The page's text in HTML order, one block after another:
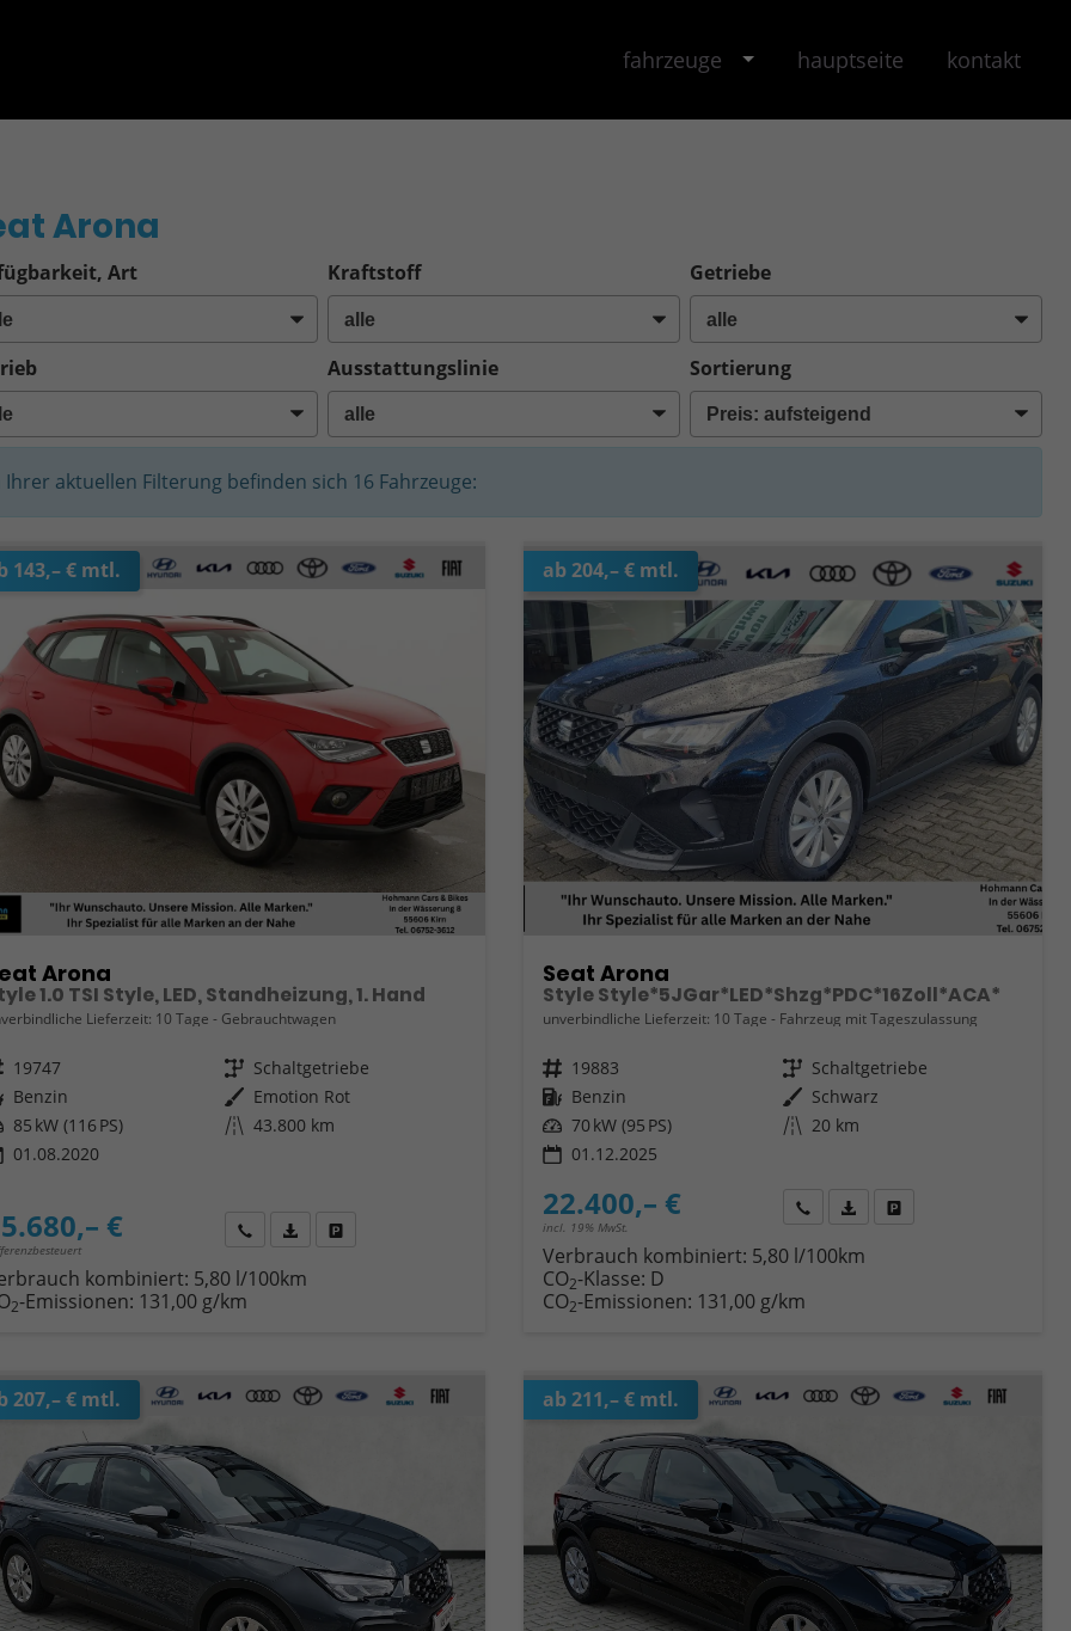
fahrzeuge hauptseite kontakt
Arona
Art Kraftstoff Getriebe
Ausstattungslinie Sortierung
Ihrer aktuellen Filterung befinden sich 16 Fahrzeuge:
143,– € mtl.
Arona
1.0 TSI Style, LED, Standheizung, 1. Hand
Lieferzeit: 10 Tage Gebrauchtwagen
19747 Getriebe Schaltgetriebe
Benzin Außenfarbe Emotion Rot
85 kW (116 PS) Kilometerstand 43.800 km
01.08.2020
€ Wir rufen Sie anFahrzeugexposé (PDF)
kombiniert: 5,80 l/100km
2-Emissionen: 131,00 g/km
ab 204,– € mtl.
Seat Arona
Style Style*5JGar*LED*Shzg*PDC*16Zoll*ACA*
unverbindliche Lieferzeit: 10 Tage Fahrzeug mit Tageszulassung
Fahrzeugnr. 19883 Getriebe Schaltgetriebe
Kraftstoff Benzin Außenfarbe Schwarz
Leistung 70 kW (95 PS) Kilometerstand 20 km
01.12.2025
22.400,– €
incl. 19% MwSt.
Wir rufen Sie an
Fahrzeugexposé (PDF)
Fahrzeug parken
Verbrauch kombiniert: 5,80 l/100km
CO2-Klasse: D
CO2-Emissionen: 131,00 g/km
207,– € mtl. ab 211,– € mtl.